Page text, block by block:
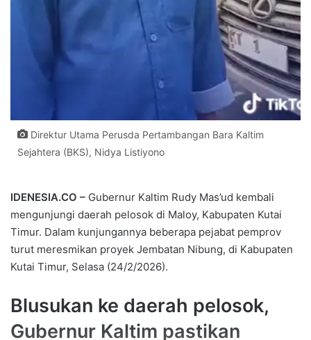
Direktur Utama Perusda Pertambangan Bara Kaltim
Sejahtera (BKS), Nidya Listiyono
IDENESIA.CO – Gubernur Kaltim Rudy Mas’ud kembali
mengunjungi daerah pelosok di Maloy, Kabupaten Kutai
Timur. Dalam kunjungannya beberapa pejabat pemprov
turut meresmikan proyek Jembatan Nibung, di Kabupaten
Kutai Timur, Selasa (24/2/2026).
Blusukan ke daerah pelosok,
Gubernur Kaltim pastikan